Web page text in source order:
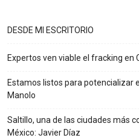
DESDE MI ESCRITORIO
Expertos ven viable el fracking en
Estamos listos para potencializar
Manolo
Saltillo, una de las ciudades más
México: Javier Díaz